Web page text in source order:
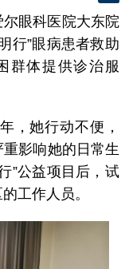
眼科医院大东院
行”眼病患者救助
群体提供诊治服
她行动不便，
影响她的日常生
”公益项目后，试
工作人员。